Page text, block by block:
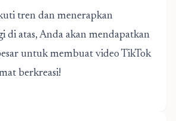
tren dan menerapkan
di atas, Anda akan mendapatkan
untuk membuat video TikTok
berkreasi!